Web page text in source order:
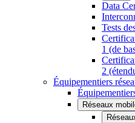
Data
Tests
1 (de
2
Équipementiers
Réseaux